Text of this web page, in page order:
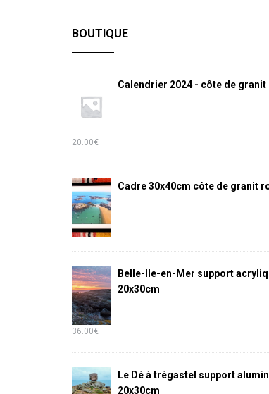
BOUTIQUE
Calendrier 2024 - côte de granit
20.00€
Cadre 30x40cm côte de granit
Belle-Ile-en-Mer support
20x30cm
36.00€
Le Dé à trégastel support
20x30cm